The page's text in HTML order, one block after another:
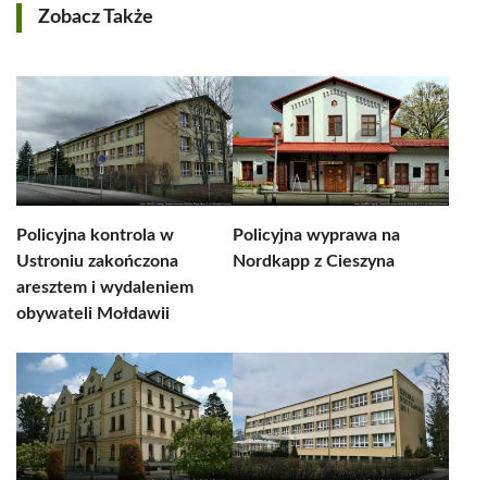
Zobacz Także
Policyjna kontrola w
Ustroniu zakończona
aresztem i wydaleniem
obywateli Mołdawii
Policyjna wyprawa na
Nordkapp z Cieszyna